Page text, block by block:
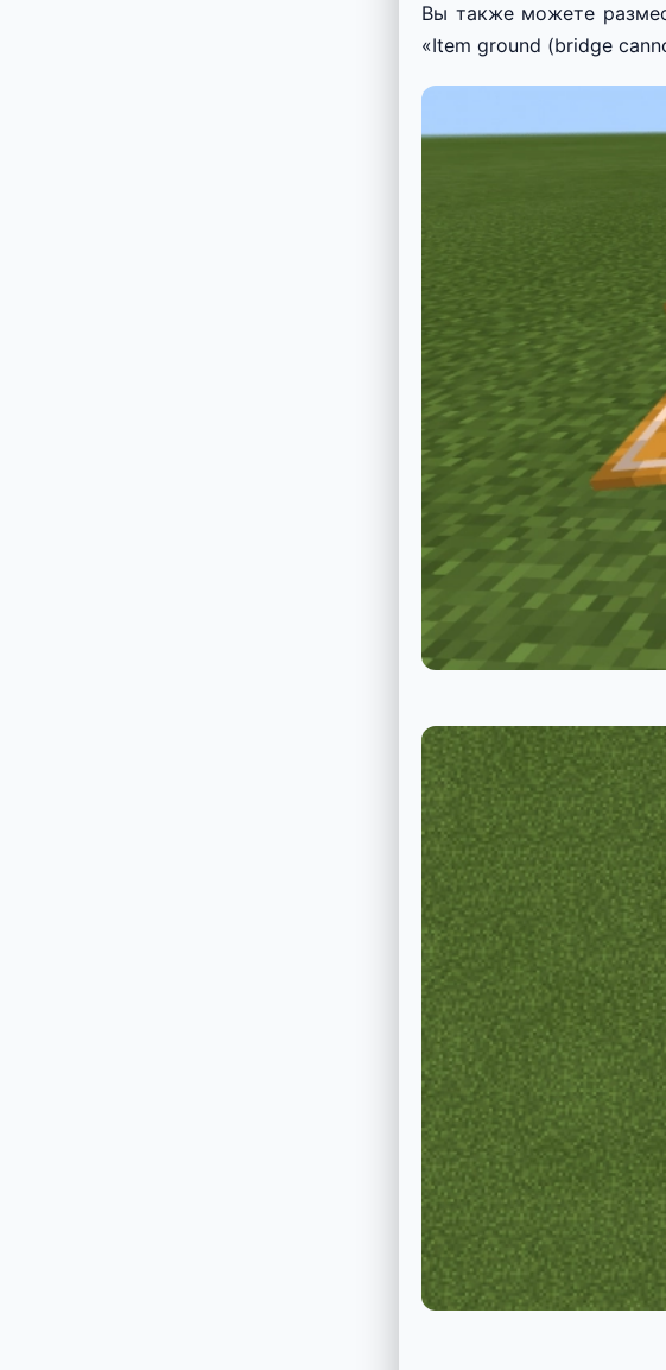
Вы также можете
«Item ground (bridge